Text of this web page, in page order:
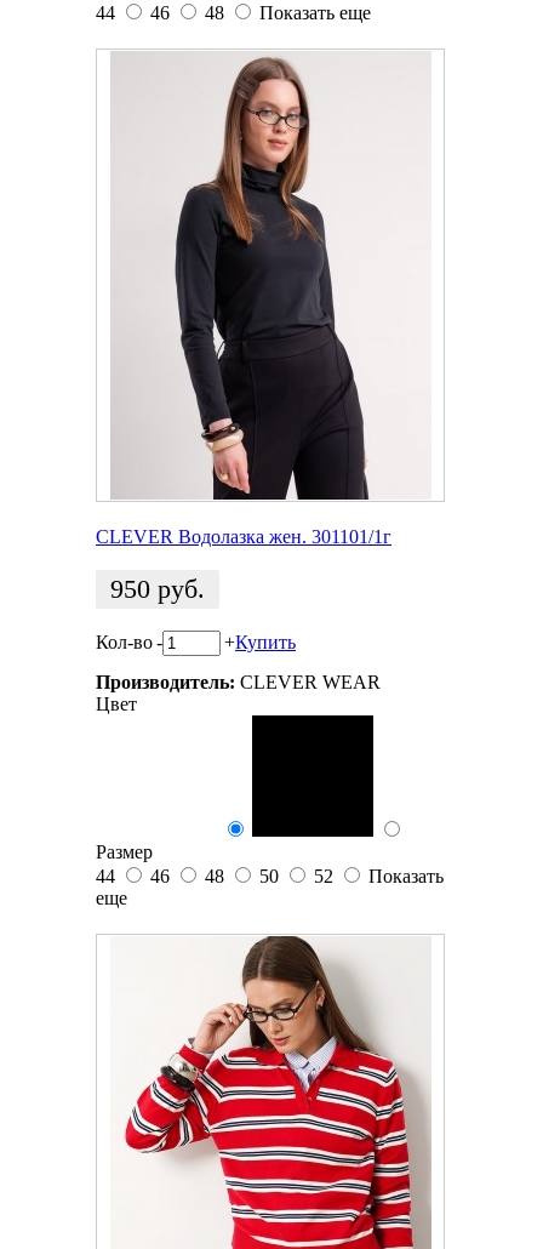
44
46 48 Показать еще
CLEVER Водолазка жен. 301101/1г
950 руб.
Кол-во- +Купить
Производитель: CLEVER WEAR
Цвет
Размер
44
46 48 50 52
Показать
еще